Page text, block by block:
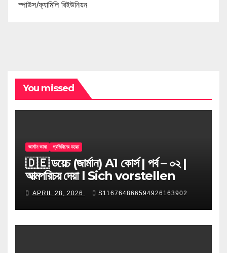
স্পাউস/ফ্যামিলি রিইউনিয়ন
You missed
জার্মান ভাষা প্রতিদিনের ডয়েচ
🇩🇪 ডয়েচ (জার্মান) A1 কোর্স | পর্ব – ০২ |
আত্মপরিচয় দেয়া l Sich vorstellen
APRIL 28, 2026 S116764866594926163902